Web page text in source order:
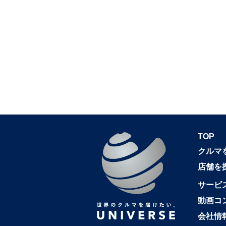
TOP
クルマ
店舗を
サービ
動画コ
会社情